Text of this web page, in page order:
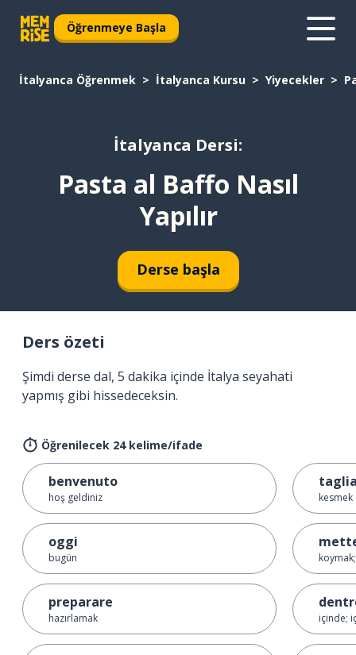
Öğrenmeye Başla
İtalyanca Öğrenmek İtalyanca Kursu Yiyecekler
İtalyanca Dersi:
Pasta al Baffo Nasıl
Yapılır
Derse başla
Ders özeti
Şimdi derse dal, 5 dakika içinde İtalya seyahati
yapmış gibi hissedeceksin.
Öğrenilecek 24 kelime/ifade
benvenuto
hoş geldiniz
oggi
bugün
preparare
hazırlamak
kesmek
içinde;